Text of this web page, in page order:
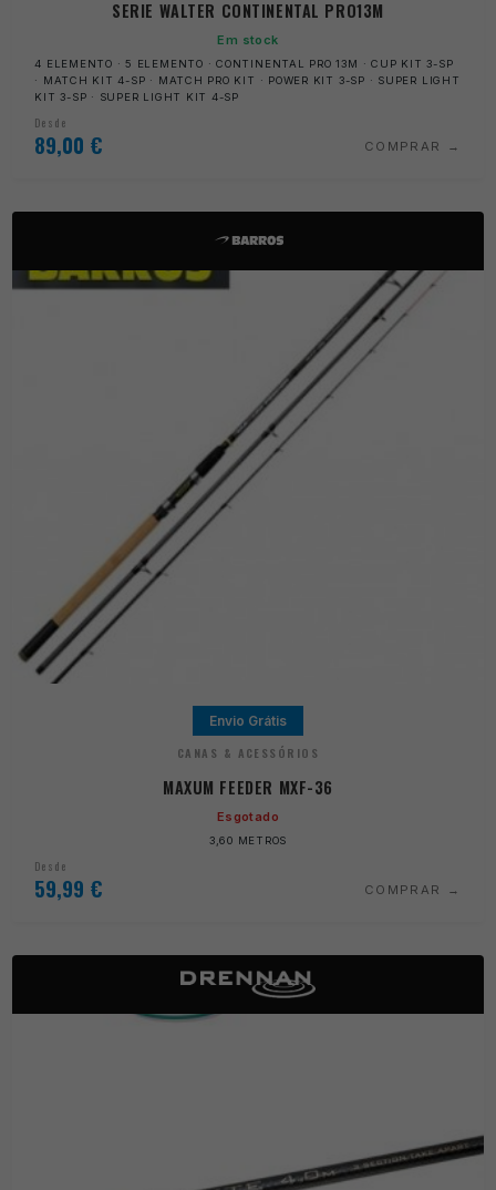
SERIE WALTER CONTINENTAL PRO13M
Em stock
4 ELEMENTO · 5 ELEMENTO · CONTINENTAL PRO 13M · CUP KIT 3-SP
· MATCH KIT 4-SP · MATCH PRO KIT · POWER KIT 3-SP · SUPER LIGHT
KIT 3-SP · SUPER LIGHT KIT 4-SP
Desde
89,00 € COMPRAR
Envio Grátis
CANAS & ACESSÓRIOS
MAXUM FEEDER MXF-36
Esgotado
3,60 METROS
Desde
59,99 € COMPRAR